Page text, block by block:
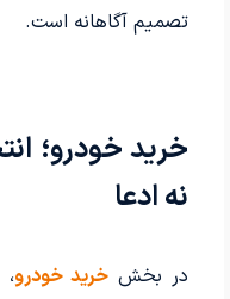
تصمیم آگاهانه است.
خرید خودرو؛
نه ادعا
در بخش خرید خودرو